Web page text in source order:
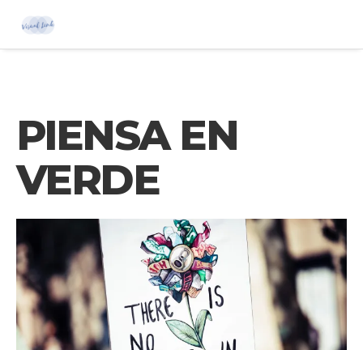
PIENSA EN
VERDE